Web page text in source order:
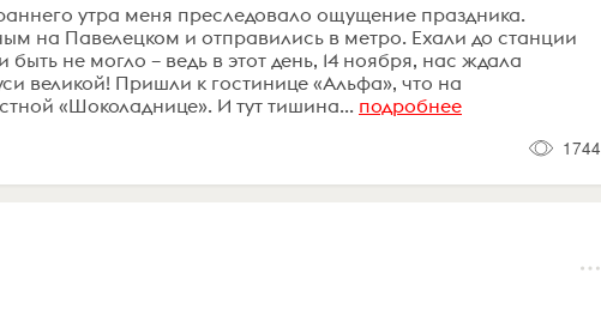
утра меня преследовало ощущение праздника.
на Павелецком и отправились в метро. Ехали до станции
не могло – ведь в этот день, 14 ноября, нас ждала
великой! Пришли к гостинице «Альфа», что на
«Шоколаднице». И тут тишина... подробнее
1744